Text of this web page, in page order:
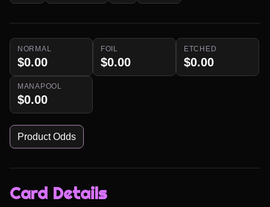
NORMAL
$0.00
FOIL
$0.00
ETCHED
$0.00
MANAPOOL
$0.00
Product Odds
Card Details